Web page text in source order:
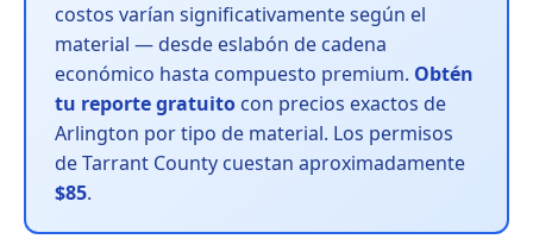
costos varían significativamente según el
material — desde eslabón de cadena
económico hasta compuesto premium. Obtén
tu reporte gratuito con precios exactos de
Arlington por tipo de material. Los permisos
de Tarrant County cuestan aproximadamente
$85.